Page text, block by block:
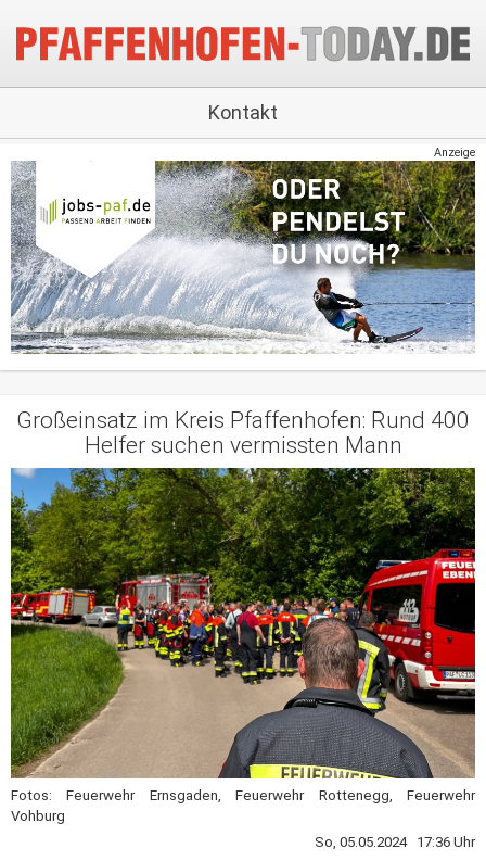
Kontakt
Anzeige
Großeinsatz im Kreis Pfaffenhofen: Rund 400
Helfer suchen vermissten Mann
Fotos: Feuerwehr Ernsgaden, Feuerwehr Rottenegg, Feuerwehr
Vohburg
So, 05.05.2024 17:36 Uhr